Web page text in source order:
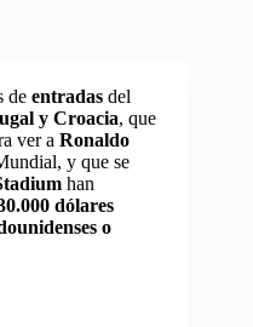
de entradas del
y Croacia, que
ver a Ronaldo
y que se
han
dólares
o